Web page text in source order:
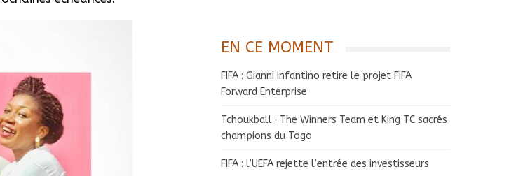
EN CE MOMENT
FIFA : Gianni Infantino retire le projet FIFA
Forward Enterprise
Tchoukball : The Winners Team et King TC sacrés
champions du Togo
FIFA : l’UEFA rejette l’entrée des investisseurs